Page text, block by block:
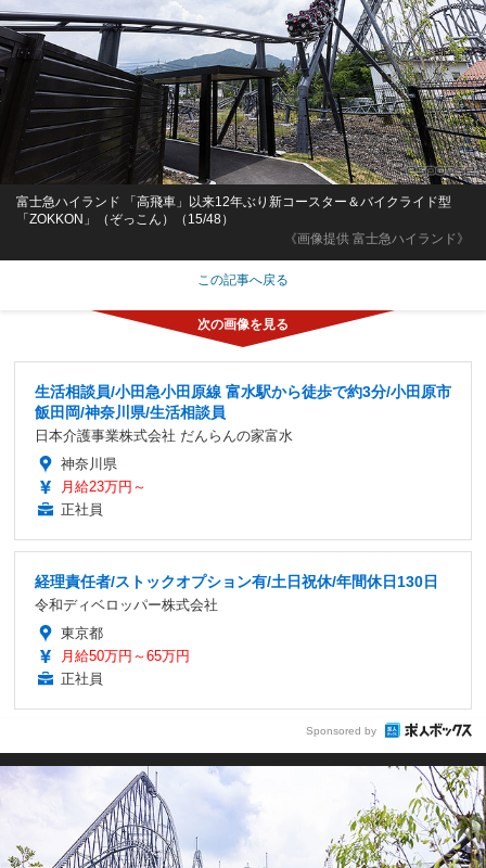
《画像提供 富士急ハイランド》
富士急ハイランド 「高飛車」以来12年ぶり新コースター＆バイクライド型
「ZOKKON」（ぞっこん）（15/48）
この記事へ戻る
生活相談員/小田急小田原線 富水駅から徒歩で約3分/小田原市
飯田岡/神奈川県/生活相談員
日本介護事業株式会社 だんらんの家富水
神奈川県
月給23万円～
正社員
経理責任者/ストックオプション有/土日祝休/年間休日130日
令和ディベロッパー株式会社
東京都
月給50万円～65万円
正社員
Sponsored by